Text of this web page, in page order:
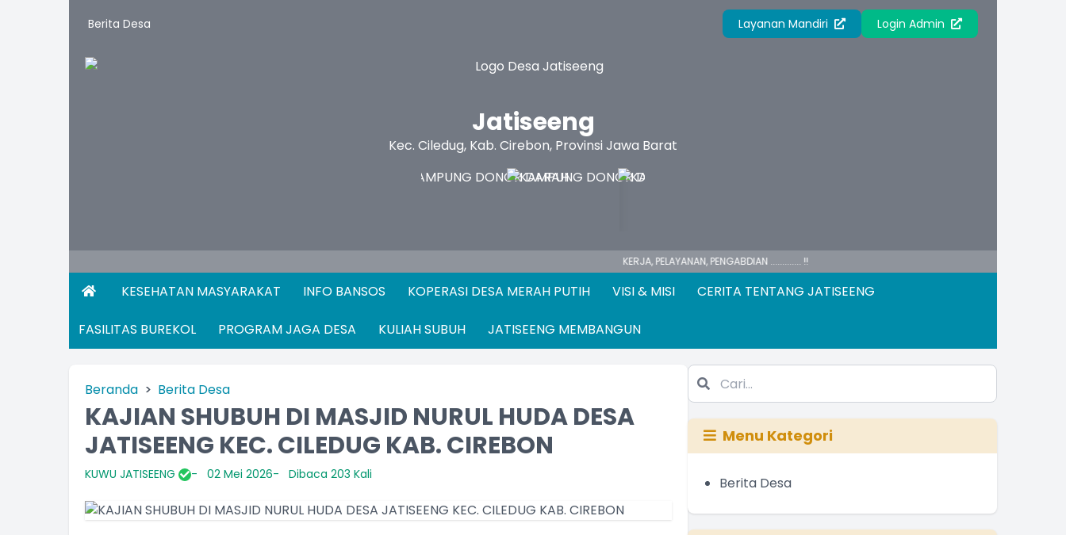
Berita Desa Layanan Mandiri Login Admin
Jatiseeng
Kec. Ciledug, Kab. Cirebon, Provinsi Jawa Barat
PELAYANAN, PENGABDIAN ............. !!
KESEHATAN MASYARAKAT INFO BANSOS KOPERASI DESA MERAH PUTIH VISI & MISI CERITA TENTANG JATISEENG
FASILITAS BUREKOL PROGRAM JAGA DESA KULIAH SUBUH JATISEENG MEMBANGUN
Beranda Berita Desa
KAJIAN SHUBUH DI MASJID NURUL HUDA DESA
JATISEENG KEC. CILEDUG KAB. CIREBON
KUWU JATISEENG 02 Mei 2026 Dibaca 203 Kali
Menu Kategori
Berita Desa